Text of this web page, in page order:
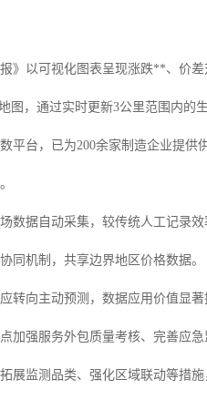
》以可视化图表呈现涨跌**、价
图，通过实时更新3公里范围内的
平台，已为200余家制造企业提供
数据自动采集，较传统人工记录
同机制，共享边界地区价格数据。
转向主动预测，数据应用价值显著
加强服务外包质量考核、完善应急
展监测品类、强化区域联动等措